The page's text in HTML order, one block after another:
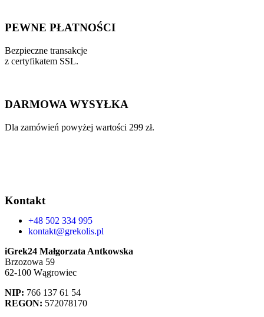
PEWNE PŁATNOŚCI
Bezpieczne transakcje
z certyfikatem SSL.
DARMOWA WYSYŁKA
Dla zamówień powyżej wartości 299 zł.
Kontakt
+48 502 334 995
kontakt@grekolis.pl
iGrek24 Małgorzata Antkowska
Brzozowa 59
62-100 Wągrowiec
NIP: 766 137 61 54
REGON: 572078170